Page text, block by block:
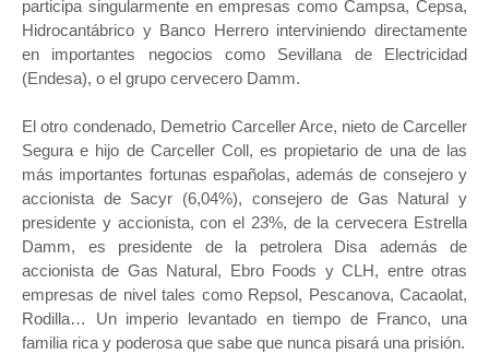
participa singularmente en empresas como Campsa, Cepsa,
Hidrocantábrico y Banco Herrero interviniendo directamente
en importantes negocios como Sevillana de Electricidad
(Endesa), o el grupo cervecero Damm.
El otro condenado, Demetrio Carceller Arce, nieto de Carceller
Segura e hijo de Carceller Coll, es propietario de una de las
más importantes fortunas españolas, además de consejero y
accionista de Sacyr (6,04%), consejero de Gas Natural y
presidente y accionista, con el 23%, de la cervecera Estrella
Damm, es presidente de la petrolera Disa además de
accionista de Gas Natural, Ebro Foods y CLH, entre otras
empresas de nivel tales como Repsol, Pescanova, Cacaolat,
Rodilla… Un imperio levantado en tiempo de Franco, una
familia rica y poderosa que sabe que nunca pisará una prisión.